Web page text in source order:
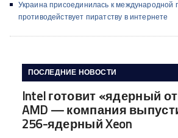
Украина присоединилась к международной
противодействует пиратству в интернете
ПОСЛЕДНИЕ НОВОСТИ
Intel готовит «ядерный
AMD — компания
256-ядерный Xeon